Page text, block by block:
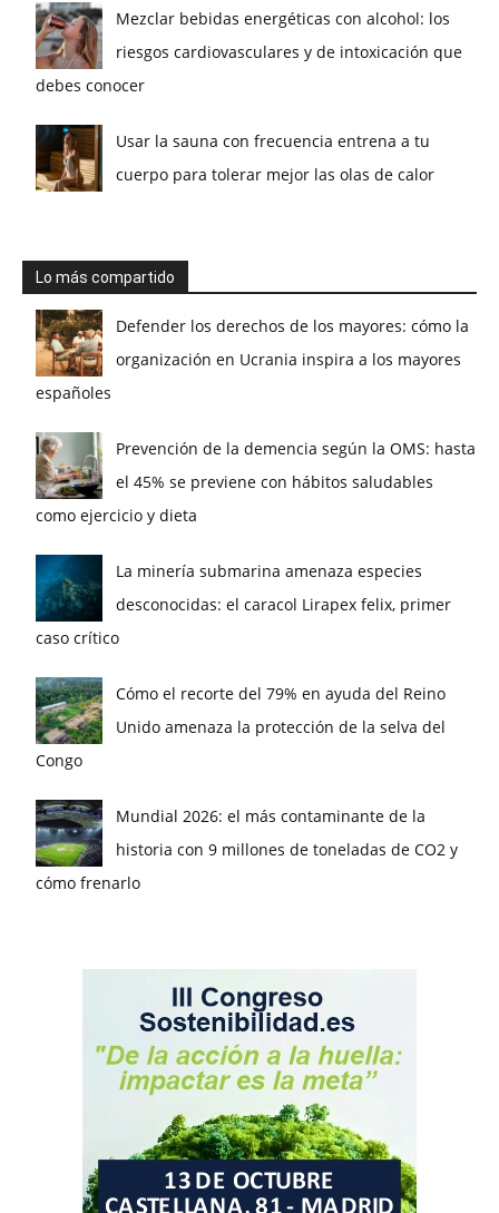
Mezclar bebidas energéticas con alcohol: los
riesgos cardiovasculares y de intoxicación que
debes conocer
Usar la sauna con frecuencia entrena a tu
cuerpo para tolerar mejor las olas de calor
Lo más compartido
Defender los derechos de los mayores: cómo la
organización en Ucrania inspira a los mayores
españoles
Prevención de la demencia según la OMS: hasta
el 45% se previene con hábitos saludables
como ejercicio y dieta
La minería submarina amenaza especies
desconocidas: el caracol Lirapex felix, primer
caso crítico
Cómo el recorte del 79% en ayuda del Reino
Unido amenaza la protección de la selva del
Congo
Mundial 2026: el más contaminante de la
historia con 9 millones de toneladas de CO2 y
cómo frenarlo